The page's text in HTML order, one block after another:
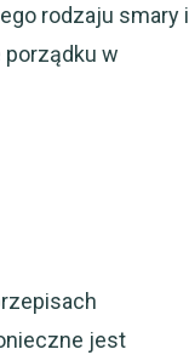
rodzaju smary i
w
jest